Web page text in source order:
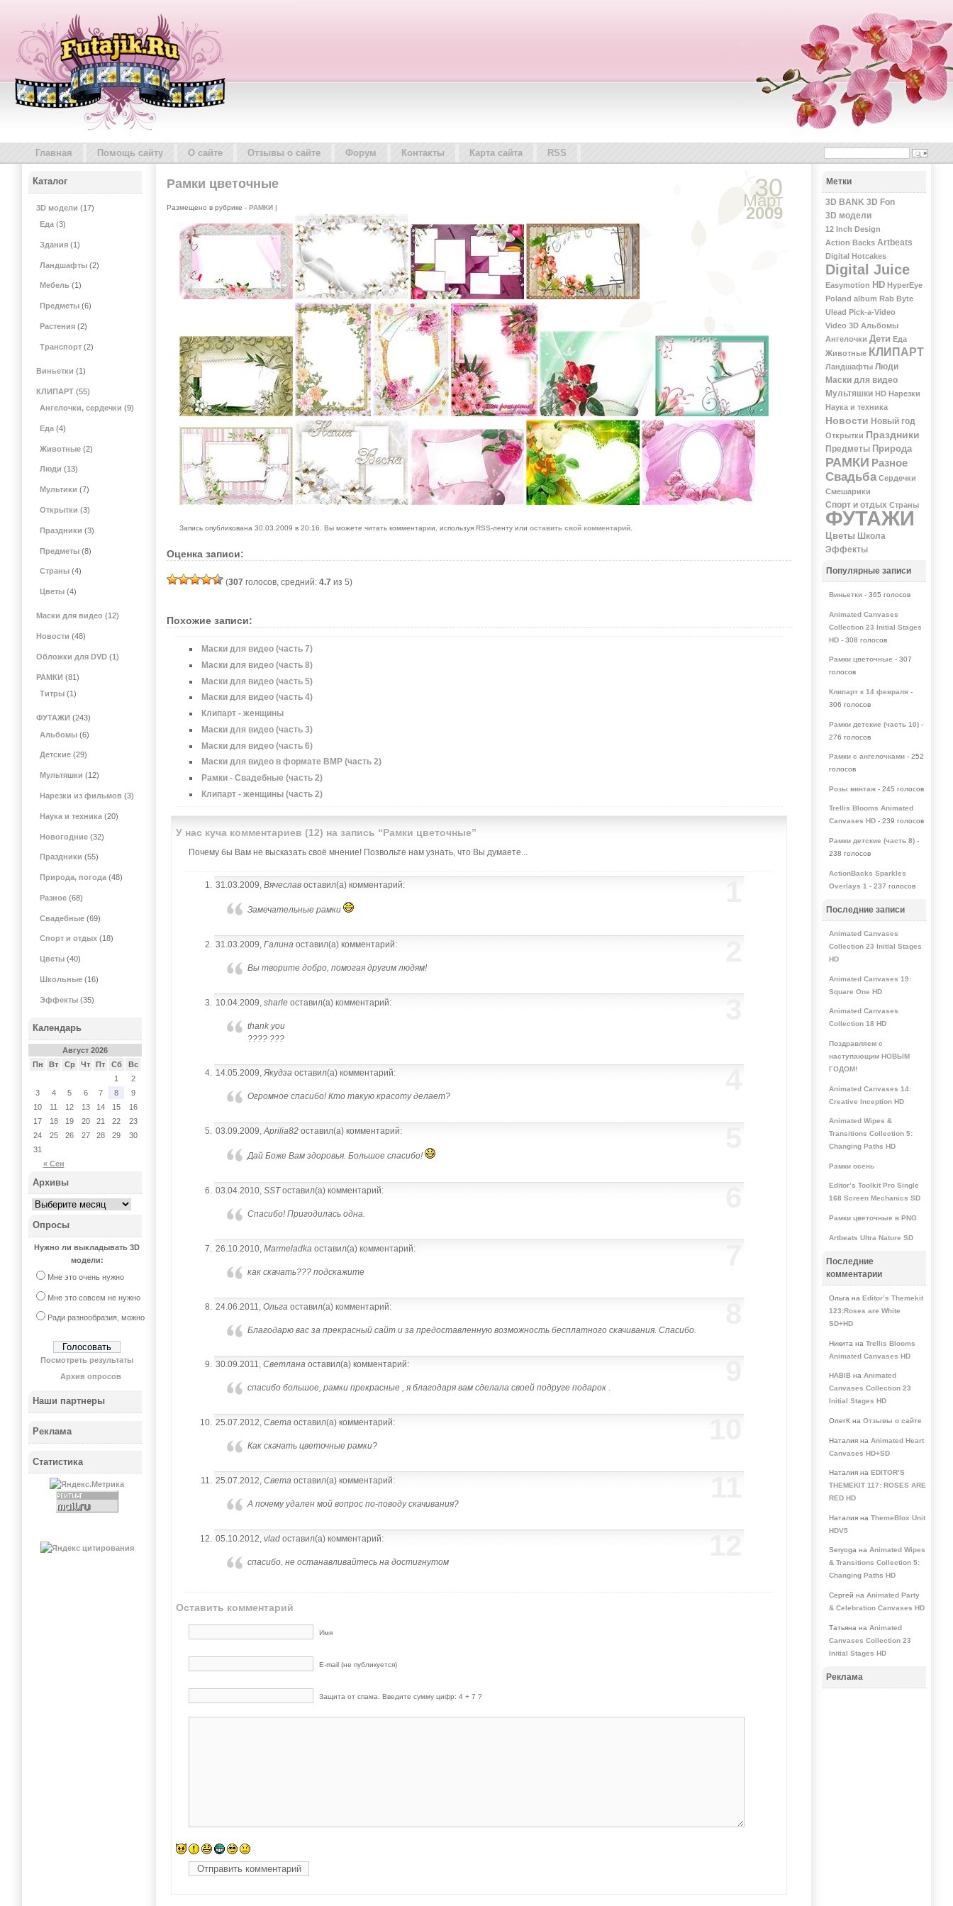
Главная Помощь сайту О сайте Отзывы о сайте Форум Контакты Карта сайта RSS
30
Март
2009
Рамки цветочные
Размещено в рубрике - РАМКИ |
Запись опубликована 30.03.2009 в 20:16. Вы можете читать комментарии, используя RSS-ленту или оставить свой комментарий
Оценка записи:
(307 голосов, средний: 4.7 из 5)
Похожие записи:
Маски для видео (часть 7)
Маски для видео (часть 8)
Маски для видео (часть 5)
Маски для видео (часть 4)
Клипарт - женщины
Маски для видео (часть 3)
Маски для видео (часть 6)
Маски для видео в формате BMP (часть 2)
Рамки - Свадебные (часть 2)
Клипарт - женщины (часть 2)
У нас куча комментариев (12) на запись “Рамки цветочные”
Почему бы Вам не высказать своё мнение! Позвольте нам узнать, что Вы думаете...
31.03.2009,Вячеслав оставил(а) комментарий:
Замечательные рамки
31.03.2009,Галина оставил(а) комментарий:
Вы творите добро, помогая другим людям!
10.04.2009,sharle оставил(а) комментарий:
thank you
???? ???
14.05.2009,Якудза оставил(а) комментарий:
Огромное спасибо! Кто такую красоту делает?
03.09.2009,Aprilia82 оставил(а) комментарий:
Дай Боже Вам здоровья. Большое спасибо!
03.04.2010,SSTоставил(а) комментарий:
Спасибо! Пригодилась одна.
26.10.2010,Marmeladka оставил(а) комментарий:
как скачать??? подскажите
24.06.2011,Ольга оставил(а) комментарий:
Благодарю вас за прекрасный сайт и за предоставленную возможность бесплатного скачивания. Спасибо.
30.09.2011,Светлана оставил(а) комментарий:
спасибо большое, рамки прекрасные , я благодаря вам сделала своей подруге подарок .
25.07.2012,Света оставил(а) комментарий:
Как скачать цветочные рамки?
25.07.2012,Света оставил(а) комментарий:
А почему удален мой вопрос по-поводу скачивания?
05.10.2012,vlad оставил(а) комментарий:
спасибо. не останавливайтесь на достигнутом
Оставить комментарий
Имя
E-mail (не публикуется)
Защита от спама. Введите сумму цифр: 4 + 7 ?
Каталог
3D модели (17)
Еда (3)
Здания (1)
Ландшафты (2)
Мебель (1)
Предметы (6)
Растения (2)
Транспорт (2)
Виньетки (1)
КЛИПАРТ(55)
Ангелочки, сердечки (9)
Еда (4)
Животные (2)
Люди (13)
Мультики (7)
Открытки (3)
Праздники (3)
Предметы (8)
Страны (4)
Цветы (4)
Маски для видео (12)
Новости (48)
Обложки для DVD(1)
РАМКИ (81)
Титры (1)
ФУТАЖИ (243)
Альбомы (6)
Детские (29)
Мультяшки (12)
Нарезки из фильмов (3)
Наука и техника (20)
Новогодние (32)
Праздники (55)
Природа, погода (48)
Разное (68)
Свадебные (69)
Спорт и отдых (18)
Цветы (40)
Школьные (16)
Эффекты (35)
Календарь
Август 2026
Пн
Вт Ср Чт Пт Сб Вс
« Сен
1
2
3
4 5 6 7 8
9
10
11 12 13 14 15
16
17
18 19 20 21 22
23
24
25 26 27 28 29
30
31
Архивы
Опросы
Нужно ли выкладывать 3D
модели:
Мне это очень нужно
Мне это совсем не нужно
Ради разнообразия, можно
Посмотреть результаты
Архив опросов
Наши партнеры
Реклама
Статистика
Метки
3D BANK 3D Fon
3D модели
12 Inch Design
Action Backs Artbeats
Digital Hotcakes
Digital Juice
Easymotion HD HyperEye
Poland album Rab Byte
Ulead Pick-a-Video
Video 3D Альбомы
Ангелочки Дети Еда
Животные КЛИПАРТ
Ландшафты Люди
Маски для видео
Мультяшки НD Нарезки
Наука и техника
Новости Новый год
Открытки Праздники
Предметы Природа
РАМКИ Разное
Свадьба Сердечки
Смешарики
Спорт и отдых Страны
ФУТАЖИ
Цветы Школа
Эффекты
Популярные записи
Виньетки- 365 голосов
Animated Canvases
Collection 23 Initial Stages
HD- 308 голосов
Рамки цветочные - 307
голосов
Клипарт к 14 февраля -
306 голосов
Рамки детские (часть 10)-
276 голосов
Рамки с ангелочками- 252
голосов
Розы винтаж- 245 голосов
Trellis Blooms Animated
Canvases HD- 239 голосов
Рамки детские (часть 8)-
238 голосов
ActionBacks Sparkles
Overlays 1 - 237 голосов
Последние записи
Animated Canvases
Collection 23 Initial Stages
HD
Animated Canvases 19:
Square One HD
Animated Canvases
Collection 18 HD
Поздравляем с
наступающим НОВЫМ
ГОДОМ!
Animated Canvases 14:
Creative Inception HD
Animated Wipes &
Transitions Collection 5:
Changing Paths HD
Рамки осень
Editor’s Toolkit Pro Single
168 Screen Mechanics SD
Рамки цветочные в PNG
Artbeats Ultra Nature SD
Последние
комментарии
Ольга на Editor’s Themekit
123:Roses are White
SD+HD
Никита на Trellis Blooms
Animated Canvases HD
HABIB на Animated
Canvases Collection 23
Initial Stages HD
ОлегК на Отзывы о сайте
Наталия на Animated Heart
Canvases HD+SD
Наталия на EDITOR’S
THEMEKIT 117: ROSES ARE
RED HD
Наталия на ThemeBlox Unit
HDV5
Seryoga на Animated Wipes
& Transitions Collection 5:
Changing Paths HD
Сергей на Animated Party
& Celebration Canvases HD
Татьяна на Animated
Canvases Collection 23
Initial Stages HD
Реклама